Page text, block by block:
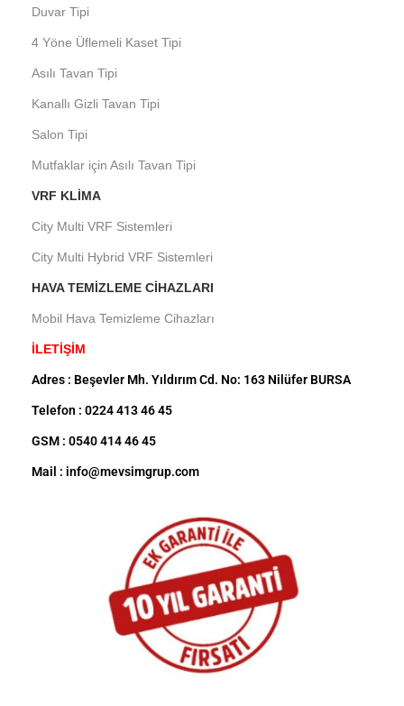
Duvar Tipi
4 Yöne Üflemeli Kaset Tipi
Asılı Tavan Tipi
Kanallı Gizli Tavan Tipi
Salon Tipi
Mutfaklar için Asılı Tavan Tipi
VRF KLIMA
City Multi VRF Sistemleri
City Multi Hybrid VRF Sistemleri
HAVA TEMIZLEME CIHAZLARI
Mobil Hava Temizleme Cihazları
İLETİŞİM
Adres : Beşevler Mh. Yıldırım Cd. No: 163 Nilüfer BURSA
Telefon : 0224 413 46 45
GSM : 0540 414 46 45
Mail : info@mevsimgrup.com